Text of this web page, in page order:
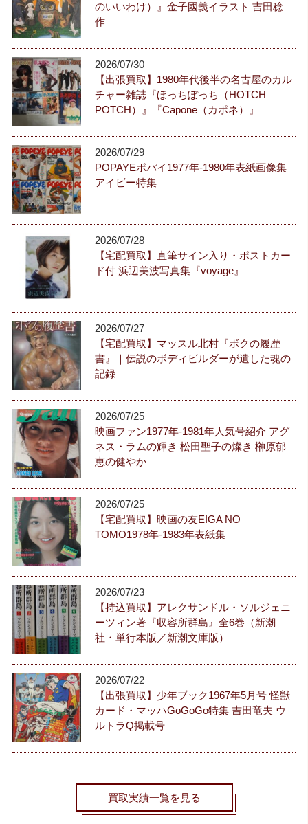
のいいわけ）』金子國義イラスト 吉田稔
作
2026/07/30
【出張買取】1980年代後半の名古屋のカル
チャー雑誌『ほっちぽっち（HOTCH
POTCH）』『Capone（カポネ）』
2026/07/29
POPAYEポパイ1977年-1980年表紙画像集
アイビー特集
2026/07/28
【宅配買取】直筆サイン入り・ポストカー
ド付 浜辺美波写真集『voyage』
2026/07/27
【宅配買取】マッスル北村『ボクの履歴
書』｜伝説のボディビルダーが遺した魂の
記録
2026/07/25
映画ファン1977年-1981年人気号紹介 アグ
ネス・ラムの輝き 松田聖子の燦き 榊原郁
恵の健やか
2026/07/25
【宅配買取】映画の友EIGA NO
TOMO1978年-1983年表紙集
2026/07/23
【持込買取】アレクサンドル・ソルジェニ
ーツィン著『収容所群島』全6巻（新潮
社・単行本版／新潮文庫版）
2026/07/22
【出張買取】少年ブック1967年5月号 怪獣
カード・マッハGoGoGo特集 吉田竜夫 ウ
ルトラQ掲載号
買取実績一覧を見る